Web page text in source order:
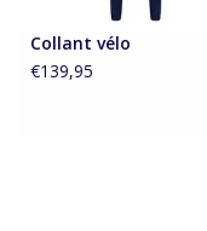
Collant vélo
€139,95